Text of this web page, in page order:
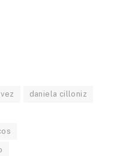
daniela cilloniz